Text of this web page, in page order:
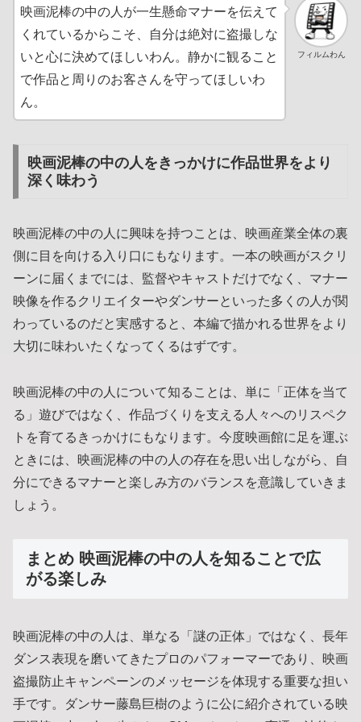
フィルムわん
映画泥棒の中の人が一生懸命マナーを伝えて
くれているからこそ、自分は絶対に盗撮しな
いと心に決めてほしいわん。静かに観ること
で作品と周りのお客さんを守ってほしいわ
ん。
映画泥棒の中の人をきっかけに作品世界をより
深く味わう
映画泥棒の中の人に興味を持つことは、映画産業全体の裏
側に目を向ける入り口にもなります。一本の映画がスクリ
ーンに届くまでには、監督やキャストだけでなく、マナー
映像を作るクリエイターやダンサーといった多くの人が関
わっているのだと実感すると、本編で描かれる世界をより
大切に味わいたくなってくるはずです。
映画泥棒の中の人について知ることは、単に「正体を当て
る」遊びではなく、作品づくりを支える人々へのリスペク
トを育てるきっかけにもなります。今度映画館に足を運ぶ
ときには、映画泥棒の中の人の存在を思い出しながら、自
分にできるマナーと楽しみ方のバランスを意識していきま
しょう。
まとめ 映画泥棒の中の人を知ることで広
がる楽しみ
映画泥棒の中の人は、単なる「謎の正体」ではなく、長年
ダンス表現を磨いてきたプロのパフォーマーであり、映画
盗撮防止キャンペーンのメッセージを体現する重要な担い
手です。ダンサー藤島巨樹のように公に紹介されている映